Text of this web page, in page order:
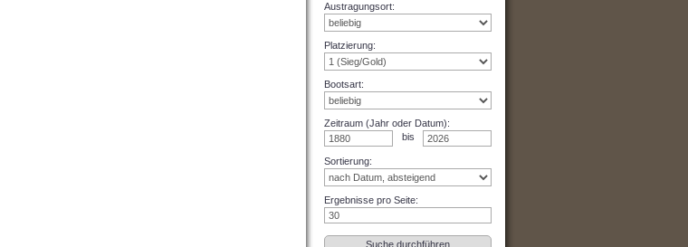
Austragungsort:
Platzierung:
Bootsart:
Zeitraum (Jahr oder Datum):
bis
Sortierung:
Ergebnisse pro Seite: